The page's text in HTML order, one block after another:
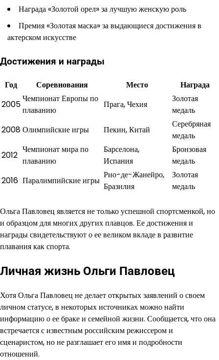
Награда «Золотой орел» за лучшую женскую роль
Премия «Золотая маска» за выдающиеся достижения в
актерском искусстве
Достижения и награды
Год Соревнования Место
Награда
2005
Чемпионат Европы по
плаванию
Прага, Чехия
Золотая
медаль
2008Олимпийские игры Пекин, Китай
Серебряная
медаль
2012
Чемпионат мира по
плаванию
Барселона,
Испания
Бронзовая
медаль
2016 Паралимпийские игры
Рио-де-Жанейро,
Бразилия
Золотая
медаль
Ольга Павловец является не только успешной спортсменкой, но
и образцом для многих других плавцов. Ее достижения и
награды свидетельствуют о ее великом вкладе в развитие
плавания как спорта.
Личная жизнь Ольги Павловец
Хотя Ольга Павловец не делает открытых заявлений о своем
личном статусе, в некоторых источниках можно найти
информацию о ее браке и семейной жизни. Сообщается, что она
встречается с известным российским режиссером и
сценаристом, но не разглашает его имя и подробности
отношений.